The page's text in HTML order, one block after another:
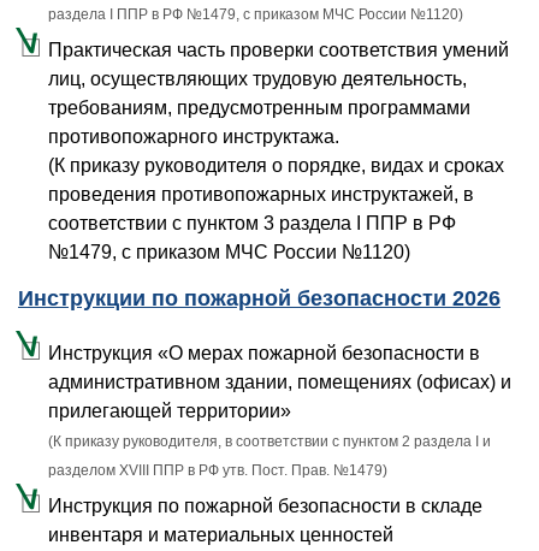
раздела I ППР в РФ №1479, с приказом МЧС России №1120)
Практическая часть проверки соответствия умений
лиц, осуществляющих трудовую деятельность,
требованиям, предусмотренным программами
противопожарного инструктажа.
(К приказу руководителя о порядке, видах и сроках
проведения противопожарных инструктажей, в
соответствии с пунктом 3 раздела I ППР в РФ
№1479, с приказом МЧС России №1120)
Инструкции по пожарной безопасности 2026
Инструкция «О мерах пожарной безопасности в
административном здании, помещениях (офисах) и
прилегающей территории»
(К приказу руководителя, в соответствии с пунктом 2 раздела I и
разделом XVIII ППР в РФ утв. Пост. Прав. №1479)
Инструкция по пожарной безопасности в складе
инвентаря и материальных ценностей